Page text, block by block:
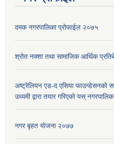
दमक नगरपालिका प्रोफाईल २०७५
श्रोत नक्शा तथा सामाजिक आर्थिक
अष्ट्रेलियन एड-द एसिया फाउन्डेसनको
उध्यमी द्वारा तयार गरिएको यस्
नगर बृहत योजना २०७७